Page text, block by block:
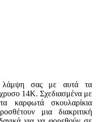
λάμψη σας με αυτά τα
14K. Σχεδιασμένα με
καρφωτά σκουλαρίκια
μια διακριτική